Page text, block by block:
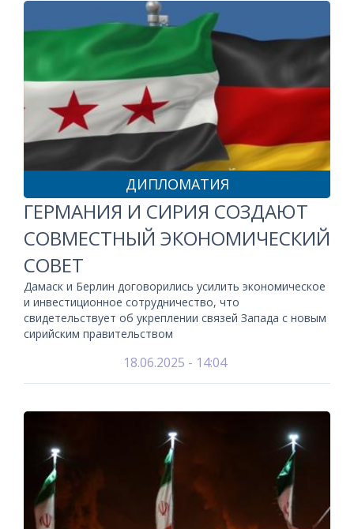
ДИПЛОМАТИЯ
ГЕРМАНИЯ И СИРИЯ СОЗДАЮТ
СОВМЕСТНЫЙ ЭКОНОМИЧЕСКИЙ
СОВЕТ
Дамаск и Берлин договорились усилить экономическое
и инвестиционное сотрудничество, что
свидетельствует об укреплении связей Запада с новым
сирийским правительством
18.06.2025 - 14:04